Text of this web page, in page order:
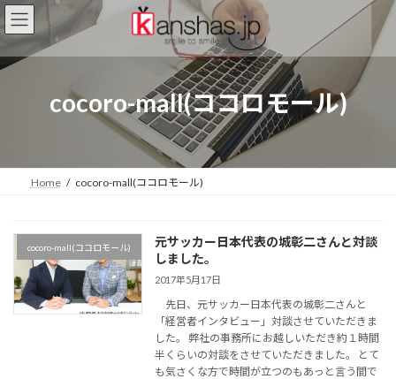
コ
ン
ン
プ
ナ
ビ
ー
動
cocoro-mall(ココロモール)
Home cocoro-mall(ココロモール)
cocoro-mall(ココロモール)
元サッカー日本代表の城彰二さんと対談
しました。
2017年5月17日
先日、元サッカー日本代表の城彰二さんと
「経営者インタビュー」対談させていただきま
した。 弊社の事務所にお越しいただき約１時間
半くらいの対談をさせていただきました。 とて
も気さくな方で時間が立つのもあっと言う間で